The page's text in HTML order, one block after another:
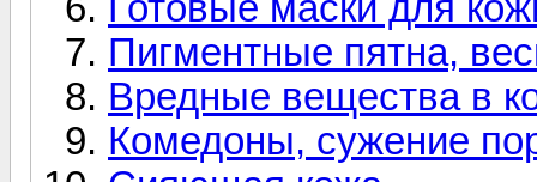
Пигментные пятна,
Вредные вещества в
Комедоны, сужение